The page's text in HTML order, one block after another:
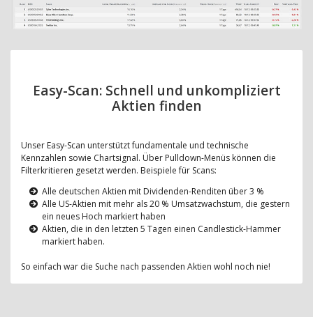
Easy-Scan: Schnell und unkompliziert
Aktien finden
Unser Easy-Scan unterstützt fundamentale und technische
Kennzahlen sowie Chartsignal. Über Pulldown-Menüs können die
Filterkritieren gesetzt werden. Beispiele für Scans:
Alle deutschen Aktien mit Dividenden-Renditen über 3 %
Alle US-Aktien mit mehr als 20 % Umsatzwachstum, die gestern
ein neues Hoch markiert haben
Aktien, die in den letzten 5 Tagen einen Candlestick-Hammer
markiert haben.
So einfach war die Suche nach passenden Aktien wohl noch nie!